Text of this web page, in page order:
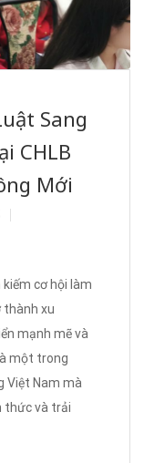
Sang
CHLB
Mới
cơ hội làm
thành xu
mạnh mẽ và
một trong
Việt Nam mà
thức và trải